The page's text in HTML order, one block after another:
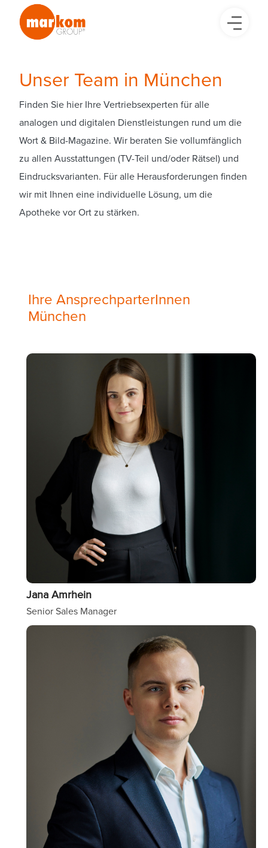
Unser Team in München
Finden Sie hier Ihre Vertriebsexperten für alle
analogen und digitalen Dienstleistungen rund um die
Wort & Bild-Magazine. Wir beraten Sie vollumfänglich
zu allen Ausstattungen (TV-Teil und/oder Rätsel) und
Eindrucksvarianten. Für alle Herausforderungen finden
wir mit Ihnen eine individuelle Lösung, um die
Apotheke vor Ort zu stärken.
Ihre AnsprechparterInnen
München
Image
Jana Amrhein
Senior Sales Manager
Image